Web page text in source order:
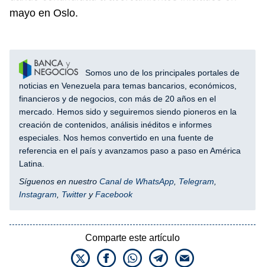
mayo en Oslo.
Somos uno de los principales portales de
noticias en Venezuela para temas bancarios, económicos,
financieros y de negocios, con más de 20 años en el
mercado. Hemos sido y seguiremos siendo pioneros en la
creación de contenidos, análisis inéditos e informes
especiales. Nos hemos convertido en una fuente de
referencia en el país y avanzamos paso a paso en América
Latina.
Síguenos en nuestro Canal de WhatsApp Telegram
Instagram
Twitter yFacebook
Comparte este artículo